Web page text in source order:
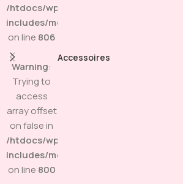
/htdocs/wp-
includes/media.php
on line 806
Warning:
Trying to
access
array offset
on false in
/htdocs/wp-
includes/media.php
on line 800
Accessoires